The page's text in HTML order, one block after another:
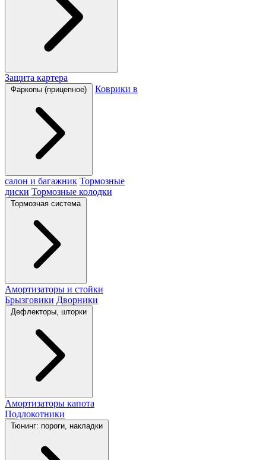
Защита картера
Фаркопы (прицепное) Коврики в
салон и багажник Тормозные
диски Тормозные колодки
Тормозная система
Амортизаторы и стойки
Брызговики Дворники
Дефлекторы, шторки
Амортизаторы капота
Подлокотники
Тюнинг: пороги, накладки